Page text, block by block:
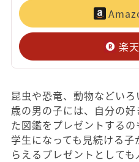
楽
昆虫や恐竜、動物などい
歳の男の子には、自分の
た図鑑をプレゼントする
学生になっても見続ける
らえるプレゼントとしても